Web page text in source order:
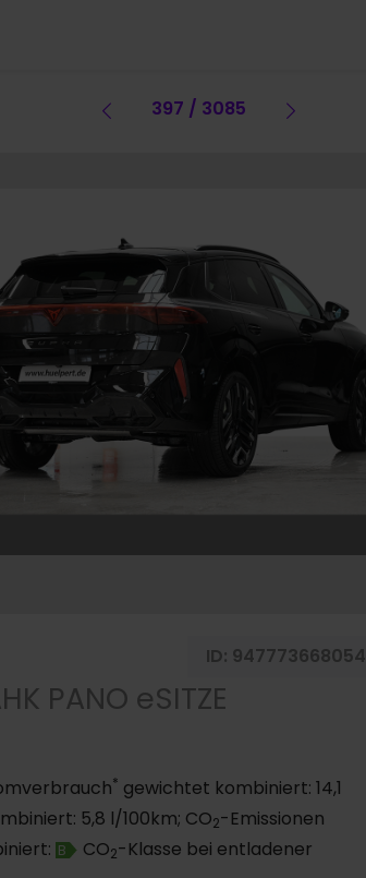
Vorheriges Fahrzeug
397 / 3085
ID: 947773668054
PANO eSITZE
* gewichtet kombiniert: 14,1
5,8 l/100km; CO2-Emissionen
B CO2-Klasse bei entladener